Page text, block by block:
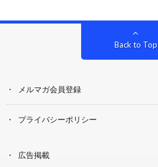
Back to Top
メルマガ会員登録
プライバシーポリシー
広告掲載